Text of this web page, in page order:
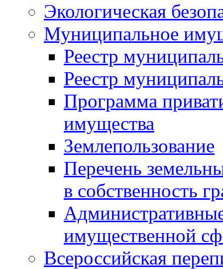
Экологическая
Муниципальное
Реестр
Реестр
Программа
имущества
Землепользование
Перечень
в собственность
имущественной
Всероссийская